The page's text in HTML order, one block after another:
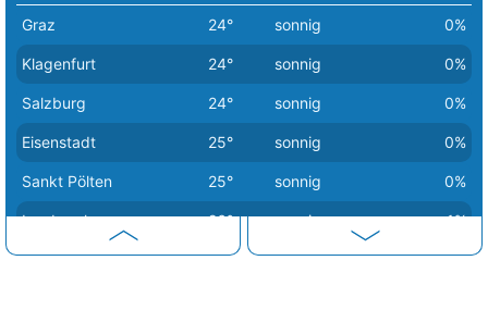
Graz 24° sonnig 0%
Klagenfurt 24° sonnig 0%
Salzburg 24° sonnig 0%
Eisenstadt 25° sonnig 0%
Sankt Pölten 25° sonnig 0%
Innsbruck 26° sonnig 1%
Linz 26° sonnig 0%